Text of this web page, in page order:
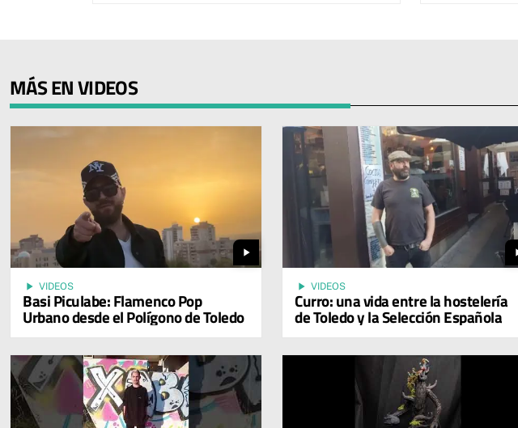
MÁS EN VIDEOS
play_arrow
play_arrow VIDEOS
Basi Piculabe: Flamenco Pop
Urbano desde el Polígono de Toledo
play_arrow VIDEOS
Curro: una vida entre la hostelería
de Toledo y la Selección Española